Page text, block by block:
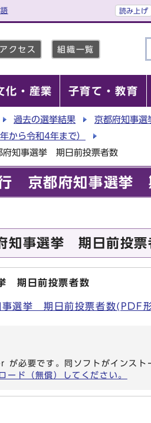
読み上げ
クセス 組織一覧
化・産業 子育て・教育
過去の選挙結果
京都府知事選
から令和4年まで）
知事選挙 期日前投票者数
京都府知事選挙
事選挙 期日前投票
期日前投票者数
選挙 期日前投票者数(PDF
必要です。同ソフトがインスト
ド（無償）してください。